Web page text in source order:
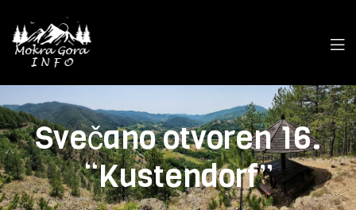
Svečano otvoren 16.
“Kustendorf”